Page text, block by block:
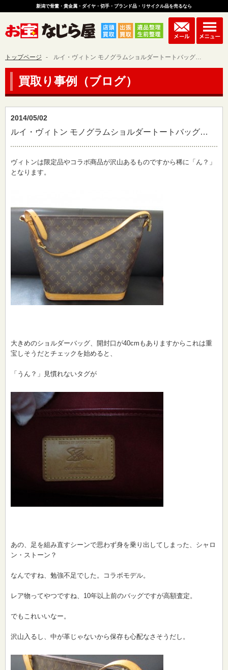
新潟で骨董・貴金属・ダイヤ・切手・ブランド品・リサイクル品を売るなら
トップページ ルイ・ヴィトン モノグラムショルダートートバッグ…
買取り事例（ブログ）
2014/05/02
ルイ・ヴィトン モノグラムショルダートートバッグ…
ヴィトンは限定品やコラボ商品が沢山あるものですから稀に「ん？」
となります。
大きめのショルダーバッグ、開封口が40cmもありますからこれは重
宝しそうだとチェックを始めると、
「うん？」見慣れないタグが
あの、足を組み直すシーンで思わず身を乗り出してしまった、シャロ
ン・ストーン？
なんですね、勉強不足でした。コラボモデル。
レア物ってやつですね、10年以上前のバッグですが高額査定。
でもこれいいなー。
沢山入るし、中が革じゃないから保存も心配なさそうだし。